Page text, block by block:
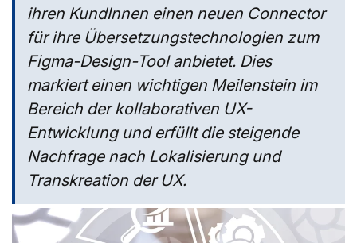
ihren KundInnen einen neuen Connector
für ihre Übersetzungstechnologien zum
Figma-Design-Tool anbietet. Dies
markiert einen wichtigen Meilenstein im
Bereich der kollaborativen UX-
Entwicklung und erfüllt die steigende
Nachfrage nach Lokalisierung und
Transkreation der UX.